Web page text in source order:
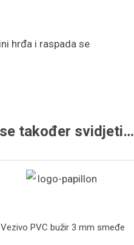
hrđa i raspada se
također svidjeti…
Vezivo PVC bužir 3 mm smeđe